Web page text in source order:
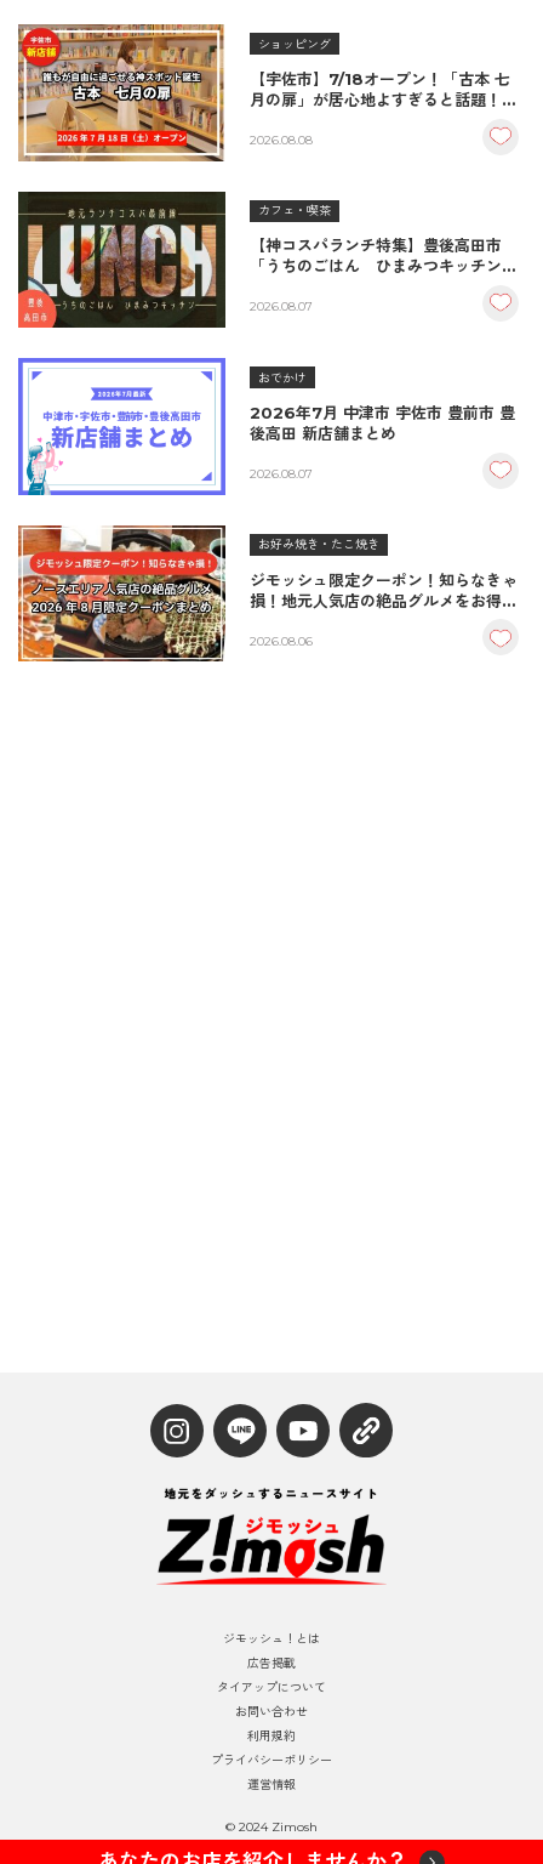
ショッピング
【宇佐市】7/18オープン！「古本 七
月の扉」が居心地よすぎると話題！絶
至福の読書空間
2026.08.08
カフェ・喫茶
【神コスパランチ特集】豊後高田市
「うちのごはん ひまみつキッチン」
＆生姜焼き！
2026.08.07
おでかけ
2026年7月 中津市 宇佐市 豊前市 豊
後高田 新店舗まとめ
2026.08.07
お好み焼き・たこ焼き
ジモッシュ限定クーポン！知らなきゃ
損！地元人気店の絶品グルメをお得に
2026.08.06
ジモッシュ！とは
広告掲載
タイアップについて
お問い合わせ
利用規約
プライバシーポリシー
運営情報
© 2024 Zimosh